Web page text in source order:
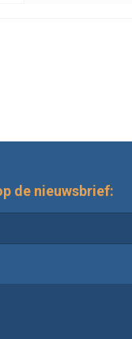
de nieuwsbrief: